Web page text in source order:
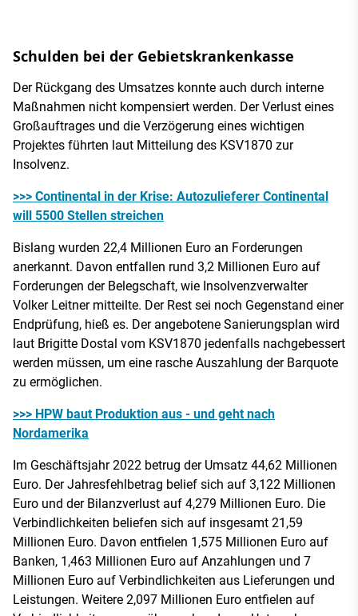
Schulden bei der Gebietskrankenkasse
Der Rückgang des Umsatzes konnte auch durch interne
Maßnahmen nicht kompensiert werden. Der Verlust eines
Großauftrages und die Verzögerung eines wichtigen
Projektes führten laut Mitteilung des KSV1870 zur
Insolvenz.
>>> Continental in der Krise: Autozulieferer Continental
will 5500 Stellen streichen
Bislang wurden 22,4 Millionen Euro an Forderungen
anerkannt. Davon entfallen rund 3,2 Millionen Euro auf
Forderungen der Belegschaft, wie Insolvenzverwalter
Volker Leitner mitteilte. Der Rest sei noch Gegenstand einer
Endprüfung, hieß es. Der angebotene Sanierungsplan wird
laut Brigitte Dostal vom KSV1870 jedenfalls nachgebessert
werden müssen, um eine rasche Auszahlung der Barquote
zu ermöglichen.
>>> HPW baut Produktion aus - und geht nach
Nordamerika
Im Geschäftsjahr 2022 betrug der Umsatz 44,62 Millionen
Euro. Der Jahresfehlbetrag belief sich auf 3,122 Millionen
Euro und der Bilanzverlust auf 4,279 Millionen Euro. Die
Verbindlichkeiten beliefen sich auf insgesamt 21,59
Millionen Euro. Davon entfielen 1,575 Millionen Euro auf
Banken, 1,463 Millionen Euro auf Anzahlungen und 7
Millionen Euro auf Verbindlichkeiten aus Lieferungen und
Leistungen. Weitere 2,097 Millionen Euro entfielen auf